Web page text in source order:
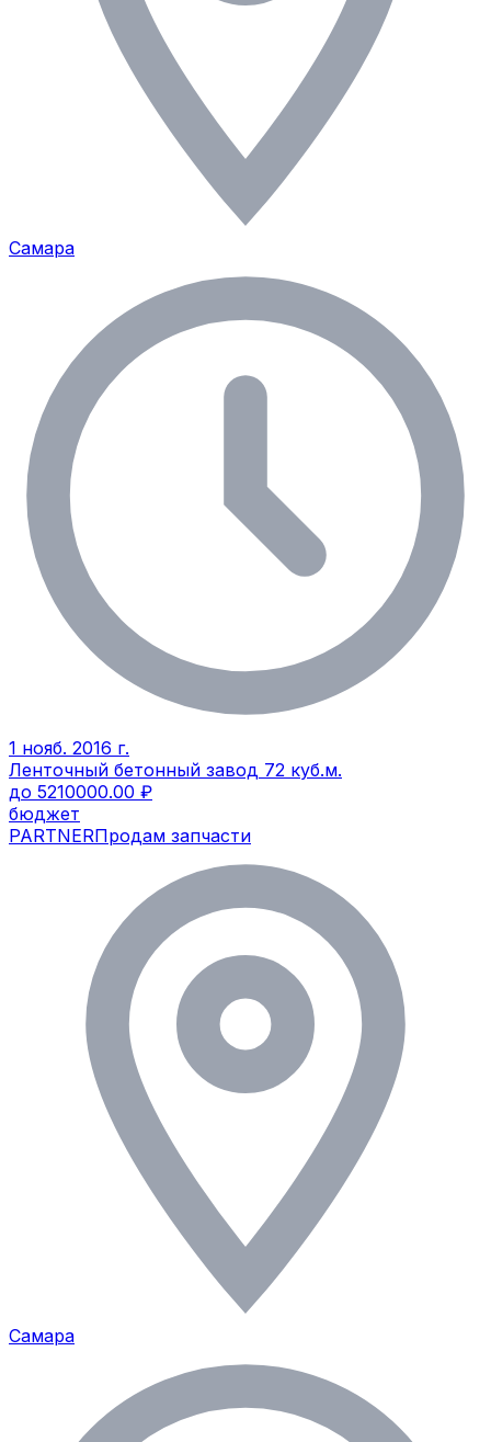
Самара
1 нояб. 2016 г.
Ленточный бетонный завод 72 куб.м.
до 5210000.00 ₽
бюджет
PARTNERПродам запчасти
Самара